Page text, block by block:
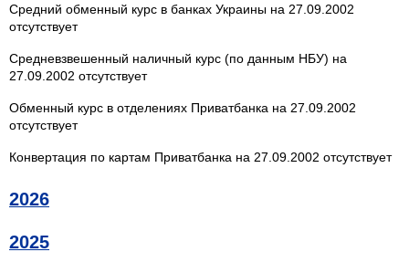
Средний обменный курс в банках Украины на 27.09.2002
отсутствует
Средневзвешенный наличный курс (по данным НБУ) на
27.09.2002 отсутствует
Обменный курс в отделениях Приватбанка на 27.09.2002
отсутствует
Конвертация по картам Приватбанка на 27.09.2002 отсутствует
2026
2025